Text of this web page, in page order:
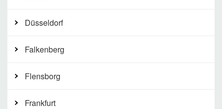
Düsseldorf
Falkenberg
Flensborg
Frankfurt